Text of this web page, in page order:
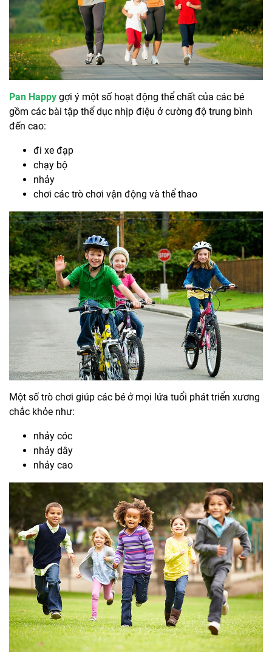
Pan Happy gợi ý một số hoạt động thể chất của các bé
gồm các bài tập thể dục nhịp điệu ở cường độ trung bình
đến cao:
đi xe đạp
chạy bộ
nhảy
chơi các trò chơi vận động và thể thao
Một số trò chơi giúp các bé ở mọi lứa tuổi phát triển xương
chắc khỏe như:
nhảy cóc
nhảy dây
nhảy cao